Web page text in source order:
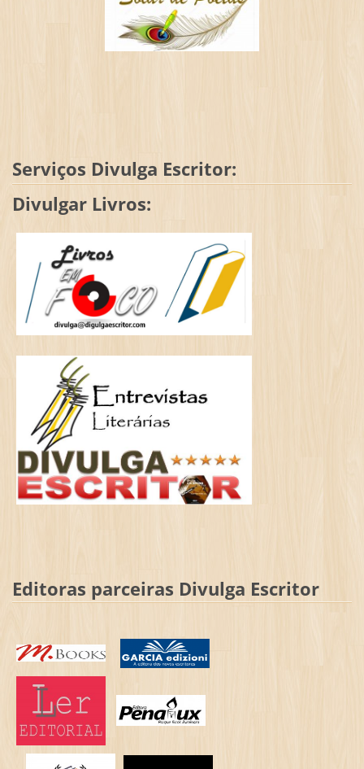
Serviços Divulga Escritor:
Divulgar Livros:
Editoras parceiras Divulga Escritor